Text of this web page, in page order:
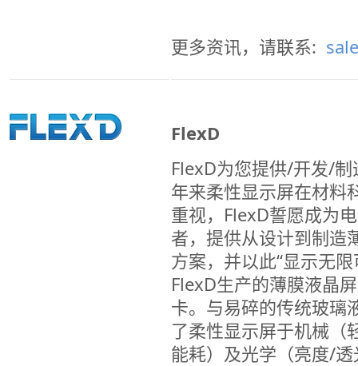
更多资讯，请联系:
FlexD
FlexD为您提供/开发/
年来柔性显示屏在材料
重视，FlexD誓愿成为
者，提供从设计到制造
方案，并以此“显示无
FlexD生产的薄膜液晶
卡。与易碎的传统玻璃
了柔性显示屏于机械（
能耗）及光学（亮度/